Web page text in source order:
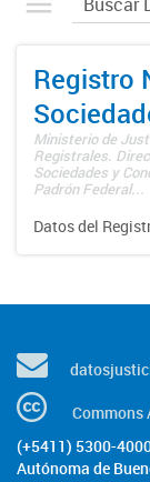
Registro
Ministerio de
Registrales.
Sociedades y
Padrón Federal...
Datos del
(+5411) 5300-
Autónoma de